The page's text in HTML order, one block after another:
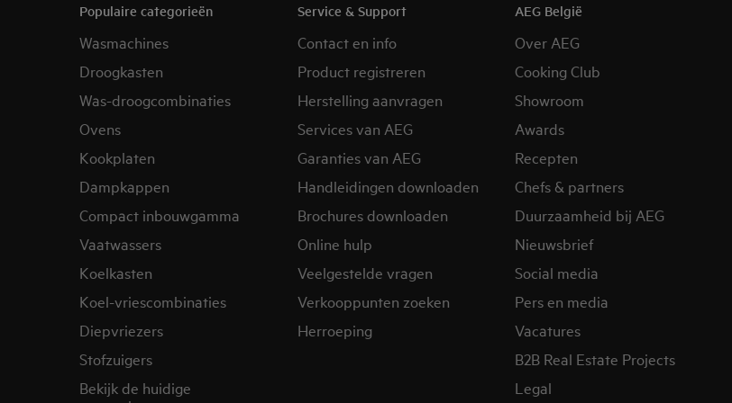
Populaire categorieën
Wasmachines
Droogkasten
Was-droogcombinaties
Ovens
Kookplaten
Dampkappen
Compact inbouwgamma
Vaatwassers
Koelkasten
Koel-vriescombinaties
Diepvriezers
Stofzuigers
Bekijk de huidige
Service & Support
Contact en info
Product registreren
Herstelling aanvragen
Services van AEG
Garanties van AEG
Handleidingen downloaden
Brochures downloaden
Online hulp
Veelgestelde vragen
Verkooppunten zoeken
Herroeping
AEG België
Over AEG
Cooking Club
Showroom
Awards
Recepten
Chefs & partners
Duurzaamheid bij AEG
Nieuwsbrief
Social media
Pers en media
Vacatures
B2B Real Estate Projects
Legal